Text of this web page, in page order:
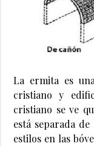
La ermita es
cristiano y
cristiano se ve
está separada
estilos en las